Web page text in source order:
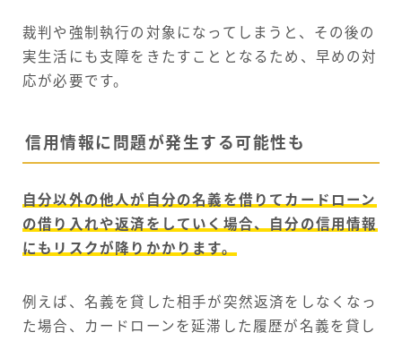
裁判や強制執行の対象になってしまうと、その後の
実生活にも支障をきたすこととなるため、早めの対
応が必要です。
信用情報に問題が発生する可能性も
自分以外の他人が自分の名義を借りてカードローン
の借り入れや返済をしていく場合、自分の信用情報
にもリスクが降りかかります。
例えば、名義を貸した相手が突然返済をしなくなっ
た場合、カードローンを延滞した履歴が名義を貸し